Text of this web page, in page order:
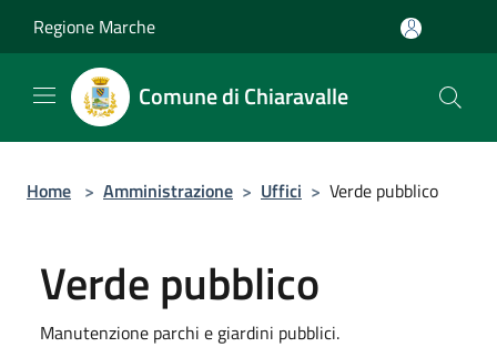
Regione Marche
Comune di Chiaravalle
Home > Amministrazione > Uffici > Verde pubblico
Verde pubblico
Manutenzione parchi e giardini pubblici.